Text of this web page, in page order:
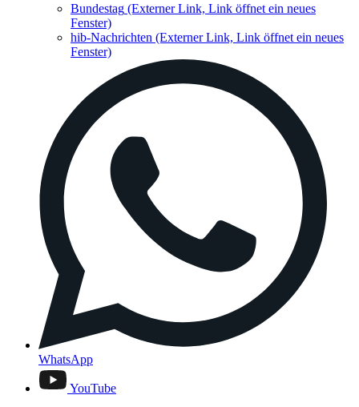
Bundestag (Externer Link, Link öffnet ein neues
Fenster)
hib-Nachrichten (Externer Link, Link öffnet ein neues
Fenster)
WhatsApp
YouTube